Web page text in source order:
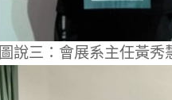
圖說三：會展系主任黃